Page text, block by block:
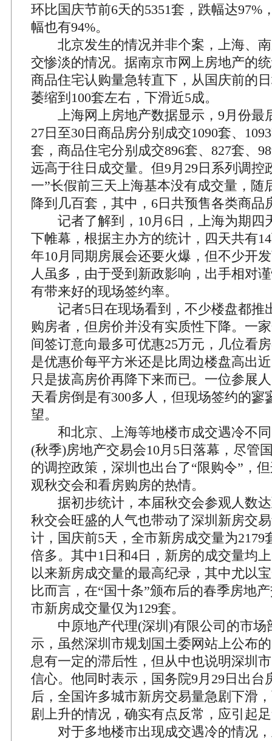
环比国庆节前6天的5351套，跌幅达97%
幅也有94%。
北京发生的情况并非个案，上海、南
交惨淡的情况。据南京市网上房地产的
商品住宅认购量急转直下，从国庆前的
萎缩到100套左右，下滑近5成。
上海网上房地产数据显示，9月份最
27日至30日商品房分别成交1090套、
套，商品住宅分别成交896套、827套、
远高于往日成交量。但9月29日系列调控
一”长假前三天上海基本没有成交量，随
降到几百套，其中，6日共预售各类商品
记者了解到，10月6日，上海为期四
下帷幕，根据主办方的统计，四天共有
年10月同期房展会还要火爆，但不少开
人虽多，由于受到新政影响，出手相对
有带来好的现场签约率。
记者5日在现场看到，不少楼盘都推
购房者，但房价并没有实质性下降。一
间签订意向最多可优惠25万元，几位看
是优惠价每平方米还是比周边楼盘高出
只是拔高房价再降下来而已。一位参展
天看房倒是有300多人，但现场签约的寥
望。
和北京、上海等地楼市成交遇冷不同
(秋季)房地产交易会10月5日落幕，尽管
的调控政策，深圳也出台了“限购令”，
观秋交会和看房购房的热情。
据初步统计，本届秋交会参观人数达
秋交会旺盛的人气也带动了深圳新房交
计，国庆前5天，全市新房成交量为2179
倍多。其中1日和4日，新房的成交量均
以来新房成交量的最高纪录，其中尤以
比而言，在“国十条”颁布后的春季房地
市新房成交量仅为129套。
中原地产代理(深圳)有限公司的市场
示，虽然深圳市规划国土委网站上公布
息有一定的滞后性，但从中也说明深圳
信心。他同时表示，国务院9月29日出台
后，全国许多城市新房交易量急剧下滑
剧上升的情况，确实有点反常，应引起
对于多地楼市出现成交遇冷的情况，